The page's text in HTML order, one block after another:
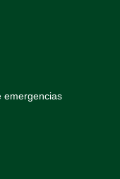
emergencias